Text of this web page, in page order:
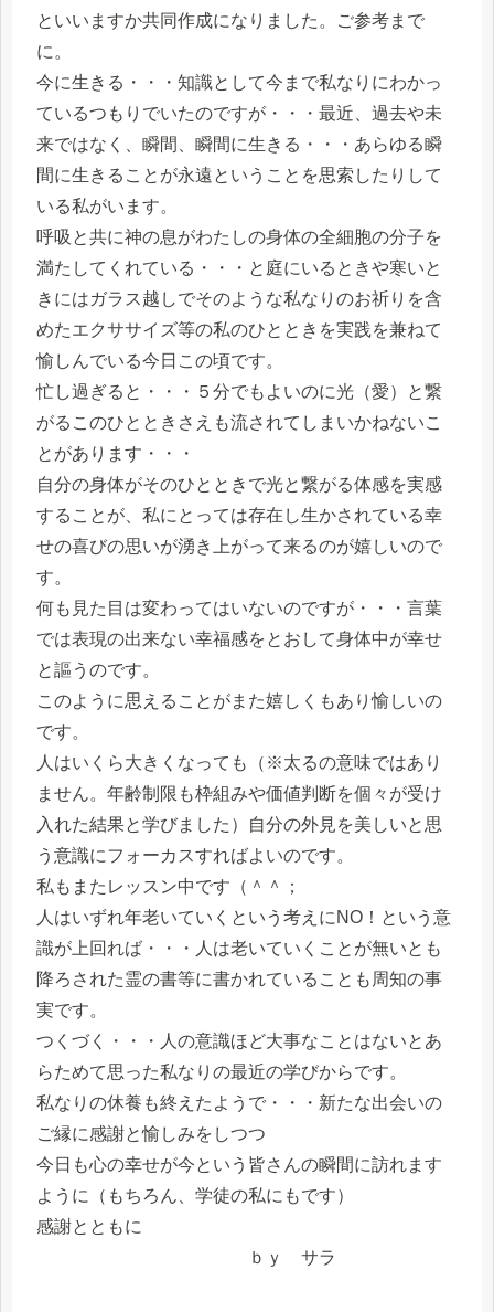
といいますか共同作成になりました。ご参考まで
に。
今に生きる・・・知識として今まで私なりにわかっ
ているつもりでいたのですが・・・最近、過去や未
来ではなく、瞬間、瞬間に生きる・・・あらゆる瞬
間に生きることが永遠ということを思索したりして
いる私がいます。
呼吸と共に神の息がわたしの身体の全細胞の分子を
満たしてくれている・・・と庭にいるときや寒いと
きにはガラス越しでそのような私なりのお祈りを含
めたエクササイズ等の私のひとときを実践を兼ねて
愉しんでいる今日この頃です。
忙し過ぎると・・・５分でもよいのに光（愛）と繋
がるこのひとときさえも流されてしまいかねないこ
とがあります・・・
自分の身体がそのひとときで光と繋がる体感を実感
することが、私にとっては存在し生かされている幸
せの喜びの思いが湧き上がって来るのが嬉しいので
す。
何も見た目は変わってはいないのですが・・・言葉
では表現の出来ない幸福感をとおして身体中が幸せ
と謳うのです。
このように思えることがまた嬉しくもあり愉しいの
です。
人はいくら大きくなっても（※太るの意味ではあり
ません。年齢制限も枠組みや価値判断を個々が受け
入れた結果と学びました）自分の外見を美しいと思
う意識にフォーカスすればよいのです。
私もまたレッスン中です（＾＾；
人はいずれ年老いていくという考えにNO！という意
識が上回れば・・・人は老いていくことが無いとも
降ろされた霊の書等に書かれていることも周知の事
実です。
つくづく・・・人の意識ほど大事なことはないとあ
らためて思った私なりの最近の学びからです。
私なりの休養も終えたようで・・・新たな出会いの
ご縁に感謝と愉しみをしつつ
今日も心の幸せが今という皆さんの瞬間に訪れます
ように（もちろん、学徒の私にもです）
感謝とともに
ｂｙ サラ